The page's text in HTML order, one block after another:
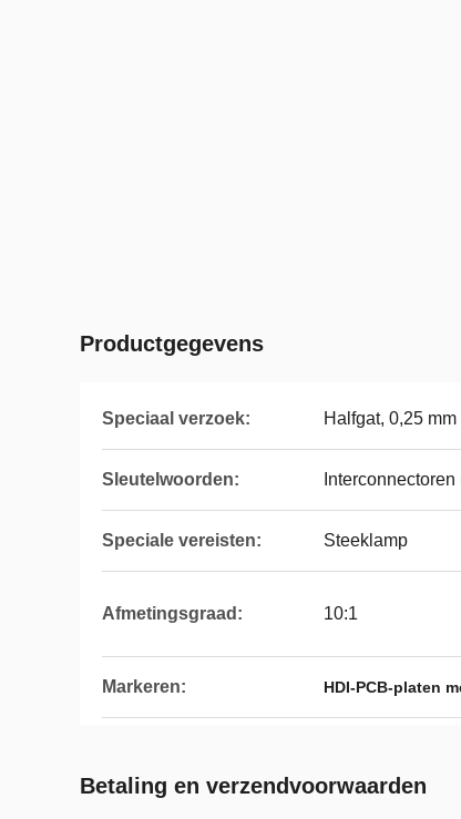
Productgegevens
Speciaal verzoek: Halfgat, 0,25 mm
Sleutelwoorden:
Speciale vereisten: Steeklamp
Afmetingsgraad: 10:1
Markeren: HDI-PCB-platen
Betaling en verzendvoorwaarden